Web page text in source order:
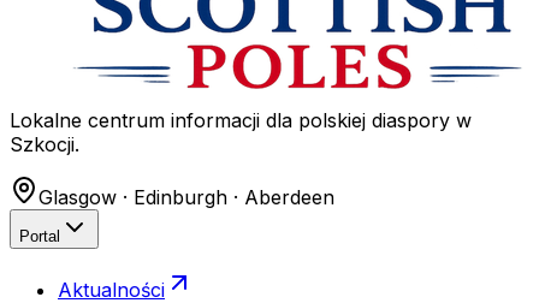
Lokalne centrum informacji dla polskiej diaspory w
Szkocji.
Glasgow · Edinburgh · Aberdeen
Portal
Aktualności